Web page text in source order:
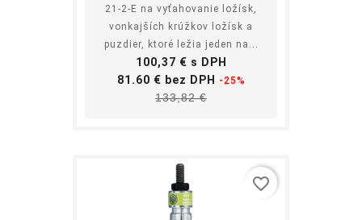
21-2-E na vyťahovanie ložísk,
vonkajších krúžkov ložísk a
puzdier, ktoré ležia jeden na...
Cena
100,37 € s DPH
81.60 € bez DPH Základná
-25%
133,82 €Cena
favorite_border